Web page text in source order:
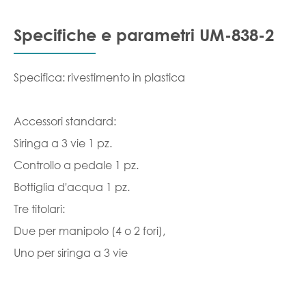
Specifiche e parametri UM-838-2
Specifica: rivestimento in plastica
Accessori standard:
Siringa a 3 vie 1 pz.
Controllo a pedale 1 pz.
Bottiglia d'acqua 1 pz.
Tre titolari:
Due per manipolo (4 o 2 fori),
Uno per siringa a 3 vie